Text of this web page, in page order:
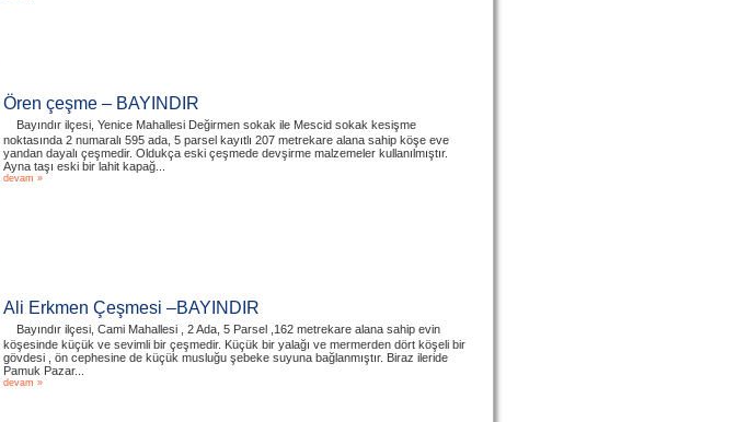
Ören çeşme – BAYINDIR
Bayındır ilçesi, Yenice Mahallesi Değirmen sokak ile Mescid sokak kesişme
noktasında 2 numaralı 595 ada, 5 parsel kayıtlı 207 metrekare alana sahip köşe eve
yandan dayalı çeşmedir. Oldukça eski çeşmede devşirme malzemeler kullanılmıştır.
Ayna taşı eski bir lahit kapağ...
devam »
Ali Erkmen Çeşmesi –BAYINDIR
Bayındır ilçesi, Cami Mahallesi , 2 Ada, 5 Parsel ,162 metrekare alana sahip evin
köşesinde küçük ve sevimli bir çeşmedir. Küçük bir yalağı ve mermerden dört köşeli bir
gövdesi , ön cephesine de küçük musluğu şebeke suyuna bağlanmıştır. Biraz ileride
Pamuk Pazar...
devam »